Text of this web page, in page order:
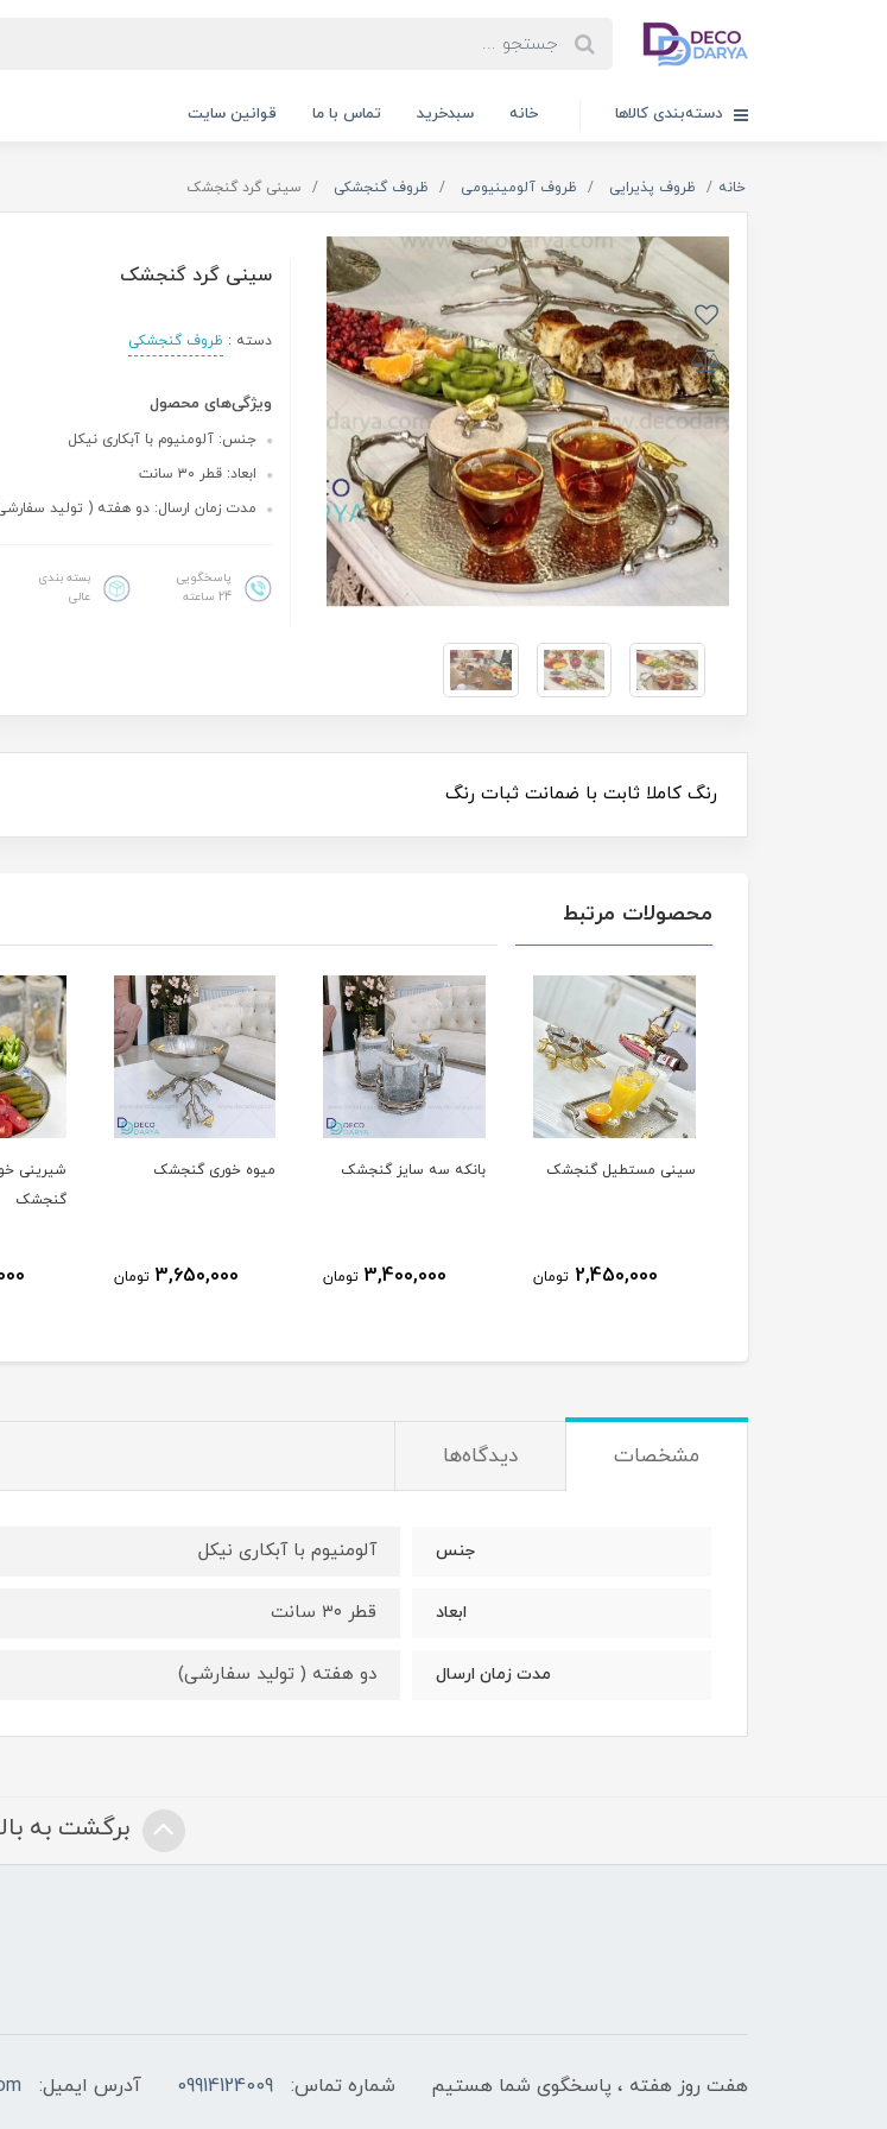
دسته‌بندی کالاها خانه سبدخرید تماس با ما قوانین سایت
خانه ظروف پذیرایی ظروف آلومینیومی ظروف گنجشکی سینی گرد گنجشک
سینی گرد گنجشک
دسته : ظروف گنجشکی
ویژگی‌های محصول
جنس: آلومنیوم با آبکاری نیکل
ابعاد: قطر ۳۰ سانت
مدت زمان ارسال: دو هفته ( تولید
پاسخگویی
24 ساعته
بسته بندی
عالی
رنگ کاملا ثابت با ضمانت ثبات رنگ
محصولات مرتبط
بانکه سه سایز گنجشک
3,400,000
میوه خوری گنجشک
3,650,000
شیرینی خوری دو طبقه
3,000,000
مشخصات دیدگاه‌ها
جنس آلومنیوم با آبکاری نیکل
ابعاد قطر ۳۰ سانت
مدت زمان ارسال دو هفته ( تولید سفارشی)
برگشت به
هفت روز هفته ، پاسخگوی شما هستیم شماره تماس: 09914124009 آدرس ایمیل: